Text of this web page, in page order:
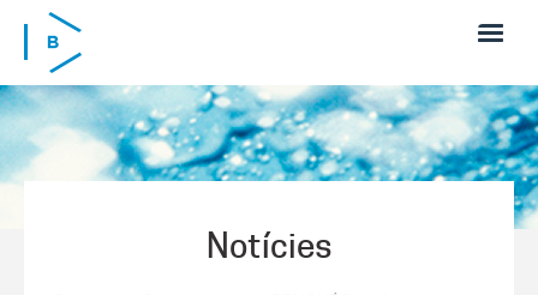
Skip to main content
Notícies